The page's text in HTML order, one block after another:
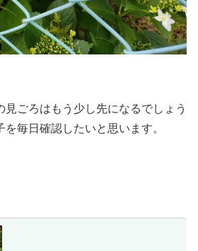
見ごろはもう少し先になるでしょう
毎日確認したいと思います。